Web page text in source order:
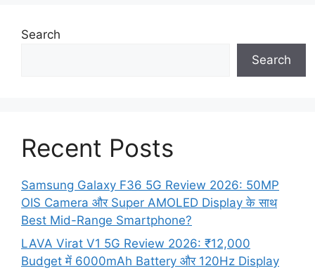
Search
Search
Recent Posts
Samsung Galaxy F36 5G Review 2026: 50MP
OIS Camera और Super AMOLED Display के साथ
Best Mid-Range Smartphone?
LAVA Virat V1 5G Review 2026: ₹12,000
Budget में 6000mAh Battery और 120Hz Display